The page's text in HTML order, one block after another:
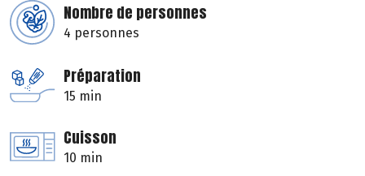
Nombre de personnes
4 personnes
Préparation
15 min
Cuisson
10 min